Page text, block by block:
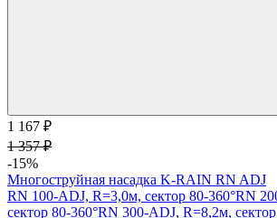
1 167 ₽
1 357 ₽
-15%
Многоструйная насадка K-RAIN RN ADJ
RN 100-ADJ, R=3,0м, сектор 80-360°RN
сектор 80-360°RN 300-ADJ, R=8,2м,